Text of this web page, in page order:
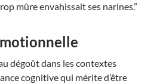
mûre envahissait ses narines.”
dégoût dans les contextes
cognitive qui mérite d’être